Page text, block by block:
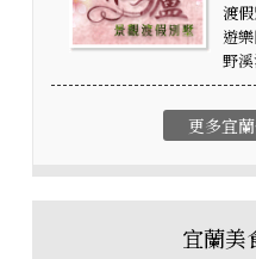
渡
遊
野
更多宜
宜蘭美